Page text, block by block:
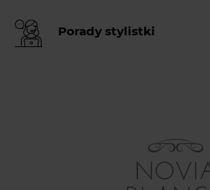
Porady stylistki